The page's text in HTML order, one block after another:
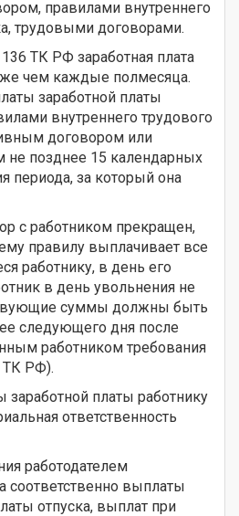
правилами внутреннего
трудовыми договорами.
136 ТК РФ заработная плата
чем каждые полмесяца.
заработной платы
внутреннего трудового
договором или
позднее 15 календарных
периода, за который она
с работником прекращен,
правилу выплачивает все
работнику, в день его
в день увольнения не
суммы должны быть
следующего дня после
работником требования
ТК РФ).
платы работнику
ответственность
работодателем
соответственно выплаты
отпуска, выплат при